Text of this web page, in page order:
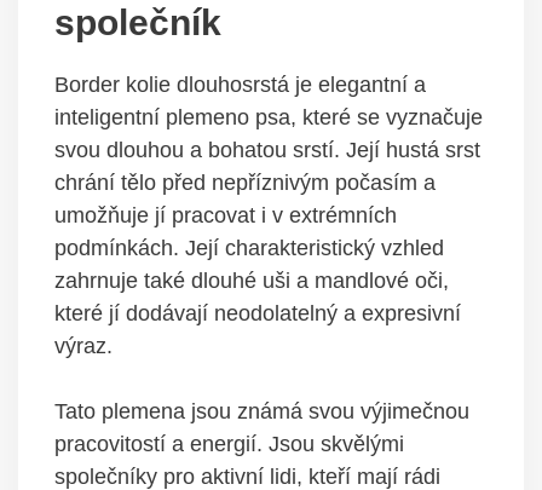
společník
Border kolie dlouhosrstá je elegantní a
inteligentní plemeno psa, které se vyznačuje
svou dlouhou a bohatou srstí. Její hustá srst
chrání tělo před nepříznivým počasím a
umožňuje jí pracovat i v extrémních
podmínkách. Její charakteristický vzhled
zahrnuje také dlouhé uši a mandlové oči,
které jí dodávají neodolatelný a expresivní
výraz.
Tato plemena jsou známá svou výjimečnou
pracovitostí a energií. Jsou skvělými
společníky pro aktivní lidi, kteří mají rádi